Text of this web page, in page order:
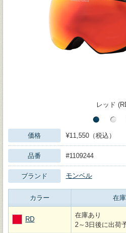
レッド
価格 ¥11,550（税込）
品番 #1109244
ブランド モンベル
カラー 在
RD
在庫あり
2～3日後に出荷